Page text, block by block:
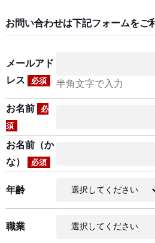
お問い合わせは下記フォームをご
メールアド
レス
必須 半角文字で入力
お名前
必
須
お名前（か
な）
必須
年齢
職業